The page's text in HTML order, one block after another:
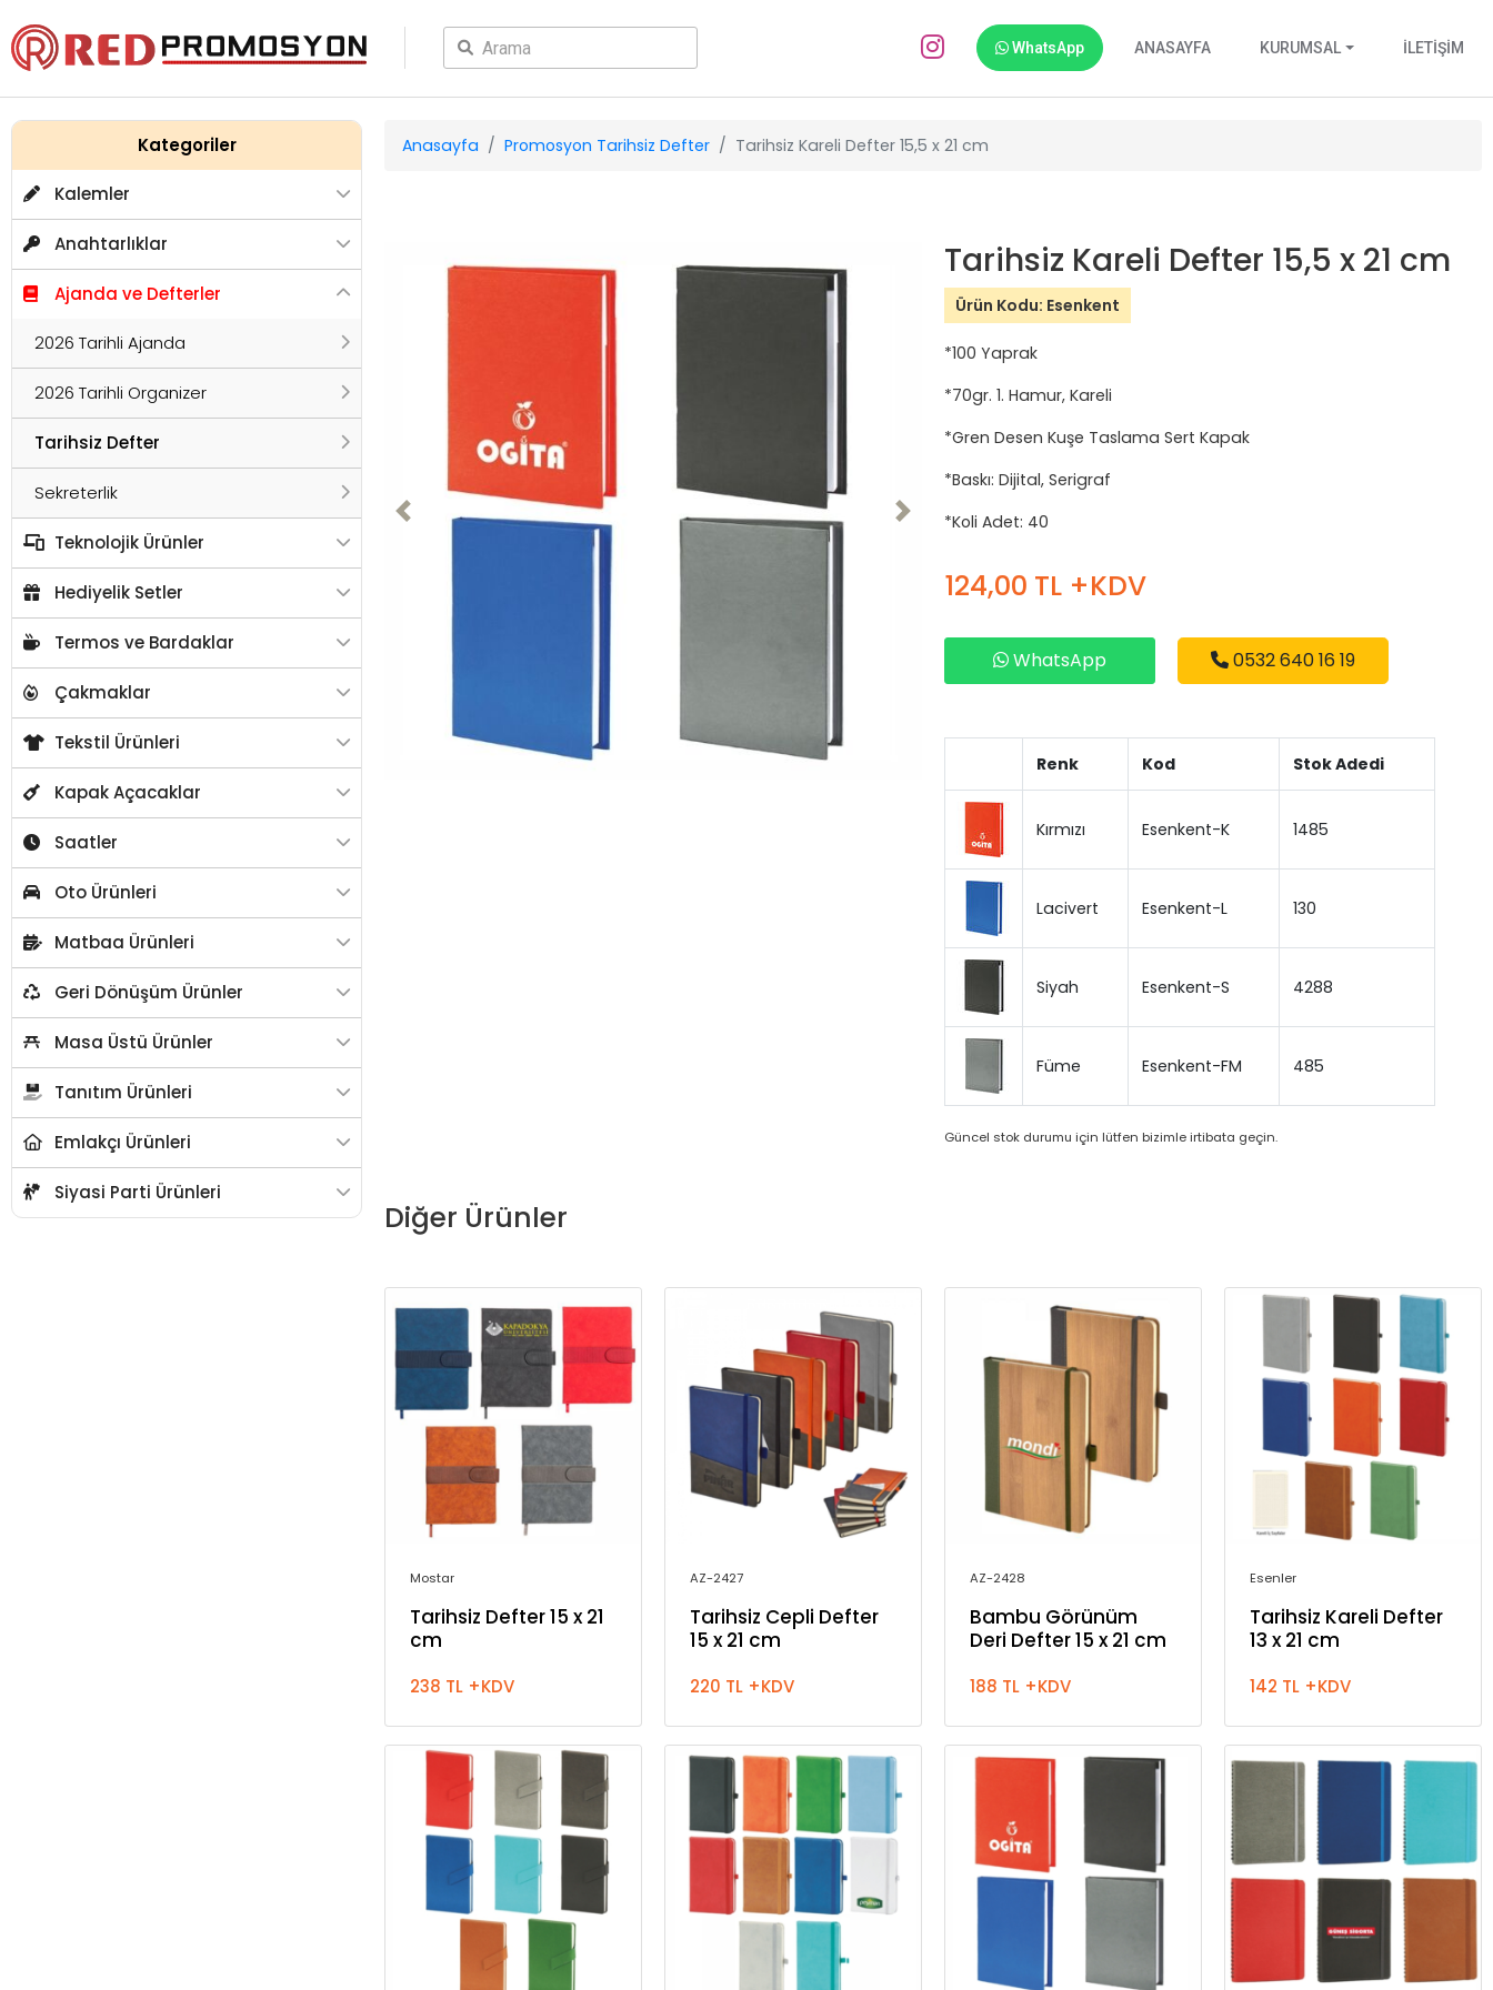
WhatsApp ANASAYFA KURUMSAL İLETİŞİM
Kategoriler
Kalemler
Anahtarlıklar
Ajanda ve Defterler
2026 Tarihli Ajanda
2026 Tarihli Organizer
Tarihsiz Defter
Sekreterlik
Teknolojik Ürünler
Hediyelik Setler
Termos ve Bardaklar
Çakmaklar
Tekstil Ürünleri
Kapak Açacaklar
Saatler
Oto Ürünleri
Matbaa Ürünleri
Geri Dönüşüm Ürünler
Masa Üstü Ürünler
Tanıtım Ürünleri
Emlakçı Ürünleri
Siyasi Parti Ürünleri
Anasayfa Promosyon Tarihsiz Defter Tarihsiz Kareli Defter 15,5 x 21 cm
Previous Next
Tarihsiz Kareli Defter 15,5 x 21 cm
Ürün Kodu: Esenkent
*100 Yaprak
*70gr. 1. Hamur, Kareli
*Gren Desen Kuşe Taslama Sert Kapak
*Baskı: Dijital, Serigraf
*Koli Adet: 40
124,00 TL +KDV
WhatsApp 0532 640 16 19
Renk Kod Stok Adedi
Kırmızı Esenkent-K 1485
Lacivert Esenkent-L 130
Siyah Esenkent-S 4288
Füme Esenkent-FM 485
Güncel stok durumu için lütfen bizimle irtibata geçin.
Diğer Ürünler
Mostar
Tarihsiz Defter 15 x 21
cm
238 TL +KDV
AZ-2427
Tarihsiz Cepli Defter
15 x 21 cm
220 TL +KDV
AZ-2428
Bambu Görünüm
Deri Defter 15 x 21 cm
188 TL +KDV
Esenler
Tarihsiz Kareli Defter
13 x 21 cm
142 TL +KDV